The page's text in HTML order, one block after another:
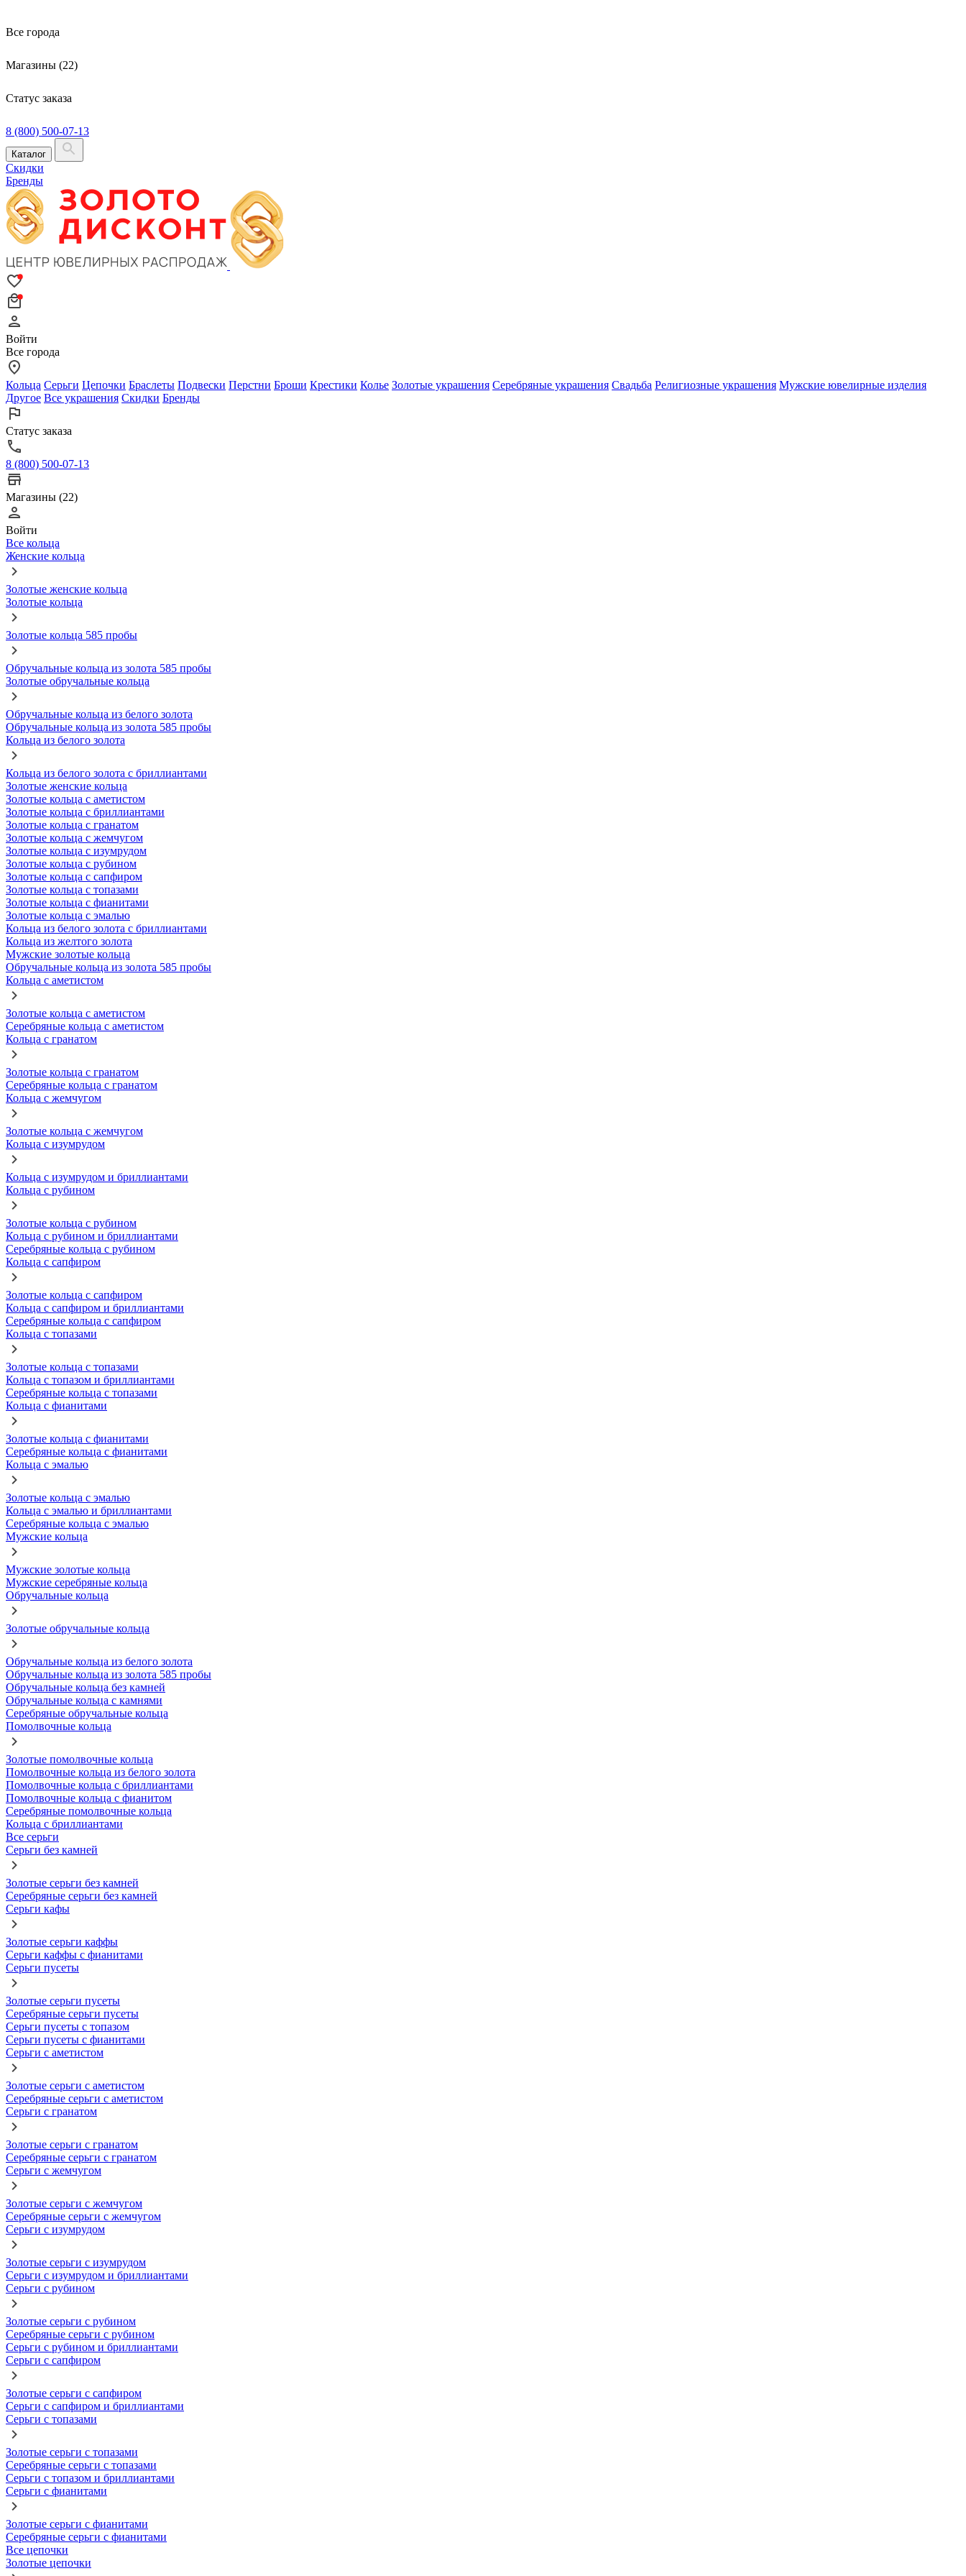
Все города
Магазины (22)
Статус заказа
8 (800) 500-07-13
Каталог
Скидки
Бренды
Войти
Все города
Кольца Серьги Цепочки Браслеты Подвески Перстни Броши Крестики Колье Золотые украшения Серебряные украшения Свадьба Религиозные украшения Мужские ювелирные изделия
Другое Все украшения Скидки Бренды
Статус заказа
8 (800) 500-07-13
Магазины (22)
Войти
Все кольца
Женские кольца
Золотые женские кольца
Золотые кольца
Золотые кольца 585 пробы
Обручальные кольца из золота 585 пробы
Золотые обручальные кольца
Обручальные кольца из белого золота
Обручальные кольца из золота 585 пробы
Кольца из белого золота
Кольца из белого золота с бриллиантами
Золотые женские кольца
Золотые кольца с аметистом
Золотые кольца с бриллиантами
Золотые кольца с гранатом
Золотые кольца с жемчугом
Золотые кольца с изумрудом
Золотые кольца с рубином
Золотые кольца с сапфиром
Золотые кольца с топазами
Золотые кольца с фианитами
Золотые кольца с эмалью
Кольца из белого золота с бриллиантами
Кольца из желтого золота
Мужские золотые кольца
Обручальные кольца из золота 585 пробы
Кольца с аметистом
Золотые кольца с аметистом
Серебряные кольца с аметистом
Кольца с гранатом
Золотые кольца с гранатом
Серебряные кольца с гранатом
Кольца с жемчугом
Золотые кольца с жемчугом
Кольца с изумрудом
Кольца с изумрудом и бриллиантами
Кольца с рубином
Золотые кольца с рубином
Кольца с рубином и бриллиантами
Серебряные кольца с рубином
Кольца с сапфиром
Золотые кольца с сапфиром
Кольца с сапфиром и бриллиантами
Серебряные кольца с сапфиром
Кольца с топазами
Золотые кольца с топазами
Кольца с топазом и бриллиантами
Серебряные кольца с топазами
Кольца с фианитами
Золотые кольца с фианитами
Серебряные кольца с фианитами
Кольца с эмалью
Золотые кольца с эмалью
Кольца с эмалью и бриллиантами
Серебряные кольца с эмалью
Мужские кольца
Мужские золотые кольца
Мужские серебряные кольца
Обручальные кольца
Золотые обручальные кольца
Обручальные кольца из белого золота
Обручальные кольца из золота 585 пробы
Обручальные кольца без камней
Обручальные кольца с камнями
Серебряные обручальные кольца
Помолвочные кольца
Золотые помолвочные кольца
Помолвочные кольца из белого золота
Помолвочные кольца с бриллиантами
Помолвочные кольца с фианитом
Серебряные помолвочные кольца
Кольца с бриллиантами
Все серьги
Серьги без камней
Золотые серьги без камней
Серебряные серьги без камней
Серьги кафы
Золотые серьги каффы
Серьги каффы с фианитами
Серьги пусеты
Золотые серьги пусеты
Серебряные серьги пусеты
Серьги пусеты с топазом
Серьги пусеты с фианитами
Серьги с аметистом
Золотые серьги с аметистом
Серебряные серьги с аметистом
Серьги с гранатом
Золотые серьги с гранатом
Серебряные серьги с гранатом
Серьги с жемчугом
Золотые серьги с жемчугом
Серебряные серьги с жемчугом
Серьги с изумрудом
Золотые серьги с изумрудом
Серьги с изумрудом и бриллиантами
Серьги с рубином
Золотые серьги с рубином
Серебряные серьги с рубином
Серьги с рубином и бриллиантами
Серьги с сапфиром
Золотые серьги с сапфиром
Серьги с сапфиром и бриллиантами
Серьги с топазами
Золотые серьги с топазами
Серебряные серьги с топазами
Серьги с топазом и бриллиантами
Серьги с фианитами
Золотые серьги с фианитами
Серебряные серьги с фианитами
Все цепочки
Золотые цепочки